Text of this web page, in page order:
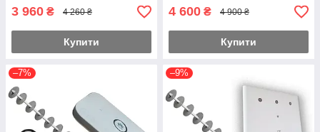
3 960 ₴ 4 260 ₴
Купити
4 600 ₴ 4 900 ₴
Купити
–7% –9%